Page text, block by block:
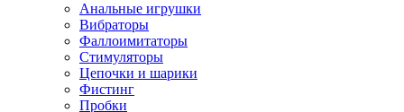
Анальные игрушки
Вибраторы
Фаллоимитаторы
Стимуляторы
Цепочки и шарики
Фистинг
Пробки